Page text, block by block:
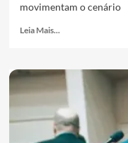
movimentam o cenário
Leia Mais...